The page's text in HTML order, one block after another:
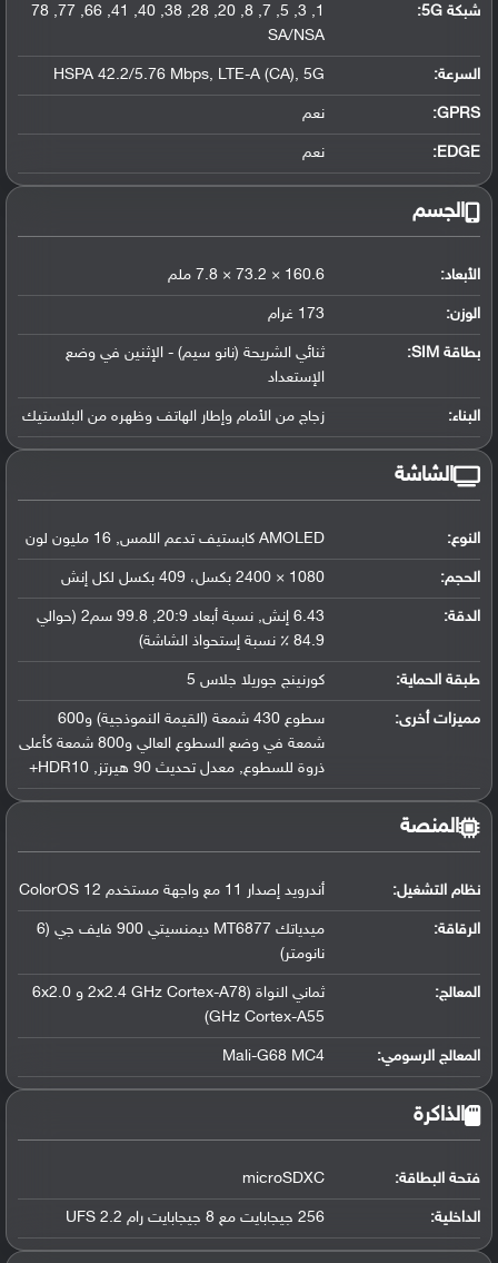
شبكة 5G :
1, 3, 5, 7, 8, 20, 28, 38, 40, 41, 66, 77, 78
SA/NSA
السرعة: HSPA 42.2/5.76 Mbps, LTE-A (CA), 5G
GPRS: نعم
EDGE: نعم
الجسم
الأبعاد: 160.6 × 73.2 × 7.8 ملم
الوزن: 173 غرام
بطاقة SIM:
ثنائي الشريحة (نانو سيم) - الإثنين في وضع
الإستعداد
البناء: زجاج من الأمام وإطار الهاتف وظهره من البلاستيك
الشاشة
النوع: AMOLED كابستيف تدعم اللمس, 16 مليون لون
الحجم: 1080 × 2400 بكسل، 409 بكسل لكل إنش
الدقة:
6.43 إنش, نسبة أبعاد 20:9, 99.8 سم2 (حوالي
84.9 ٪ نسبة إستحواذ الشاشة)
طبقة الحماية: كورنينج جوريلا جلاس 5
مميزات أخرى:
سطوع 430 شمعة (القيمة النموذجية) و600
شمعة في وضع السطوع العالي و800 شمعة كأعلى
ذروة للسطوع, معدل تحديث 90 هيرتز, HDR10+
المنصة
نظام التشغيل: أندرويد إصدار 11 مع واجهة مستخدم ColorOS 12
الرقاقة:
ميدياتك MT6877 ديمنسيتي 900 فايف جي (6
نانومتر)
المعالج:
ثماني النواة (2x2.4 GHz Cortex-A78 و 6x2.0
GHz Cortex-A55)
المعالج الرسومي:
Mali-G68 MC4
الذاكرة
فتحة البطاقة: microSDXC
الداخلية: 256 جيجابايت مع 8 جيجابايت رام UFS 2.2